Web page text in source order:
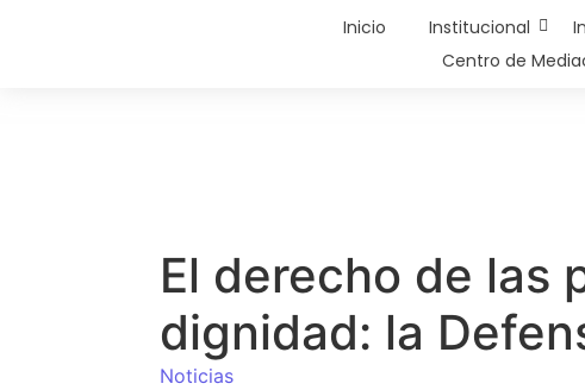
Inicio Institucional
Centro de
El derecho de las
dignidad: la
Noticias